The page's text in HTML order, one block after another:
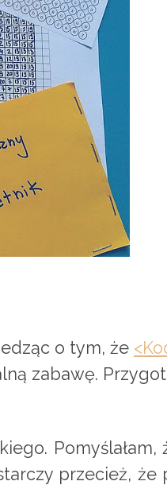
o tym, że
zabawę.
Pomyślałam,
przecież, że